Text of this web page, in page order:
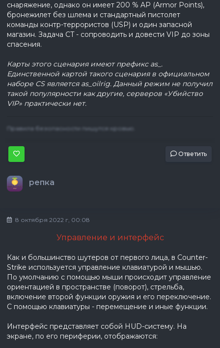
снаряжение, однако он имеет 200 % AP (Armor Points),
бронежилет без шлема и стандартный пистолет
команды контр-террористов (USP) и один запасной
магазин. Задача CT - сопроводить и довести VIP до зоны
спасения.
Карты этого сценария имеют префикс as_.
Единственной картой такого сценария в официальном
наборе CSявляется as_oilrig. Данный режим не получил
такой популярности как другие, серверов «Убийство
VIP» практически нет.
Правила безопасности пишутся кровью.
Ответить
репка
8 октября 2022 г, 00:08
Управление и интерфейс
Как и большинство шутеров от первого лица, в Counter-
Strike используется управление клавиатурой и мышью.
По умолчанию с помощью мыши происходит управление
ориентацией в пространстве (поворот), стрельба,
включение второй функции оружия и его переключение.
С помощью клавиатуры - перемещение и иные функции.
Интерфейс представляет собой HUD-систему. На
экране, по его периферии, отображаются: